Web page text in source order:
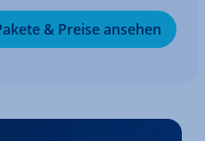
& Preise ansehen